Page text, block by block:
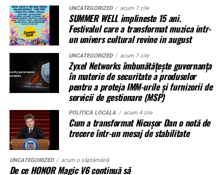
Se întâmplă. Des.
Instanțele se confruntă cu dosare vechi, acte incomplete
și situații juridice suprapuse. Mai ales în marile orașe sau
în zonele afectate de retrocedări.
Ce poate face proprietarul
Nu există o rețetă universală, dar câteva direcții apar
constant în practică:
verificarea riguroasă a titlului înainte de acțiune,
inclusiv istoricul imobilului
obținerea documentației cadastrale actualizate, nu
poate găzdui până la 160 kW panouri fotovoltaice instalate și
620 kWh capacitate de stocare — o autonomie comparabilă cu
o microcentrală fixă, fără constrângerile birocratice ale
acesteia. Toate variantele sunt customizabile pe specificul
fiecărui proiect.
Aplicații dincolo de șantierele civile
Ocentrală fotovoltaică mobilă este o soluție multi-funcțională.
Aplicațiile identificate de UZINEX includ:
UNCATEGORIZED acum 7 zile
SUMMER WELL implineste 15 ani.
Festivalul care a transformat muzica intr-
un univers cultural revine in august
UNCATEGORIZED acum 7 zile
Zyxel Networks îmbunătățește guvernanța
în materie de securitate a produselor
pentru a proteja IMM-urile și furnizorii de
servicii de gestionare (MSP)
POLITICĂ LOCALĂ acum 4 zile
Cum a transformat Nicușor Dan o notă de
trecere într-un mesaj de stabilitate
UNCATEGORIZED acum o săptămână
De ce HONOR Magic V6 continuă să